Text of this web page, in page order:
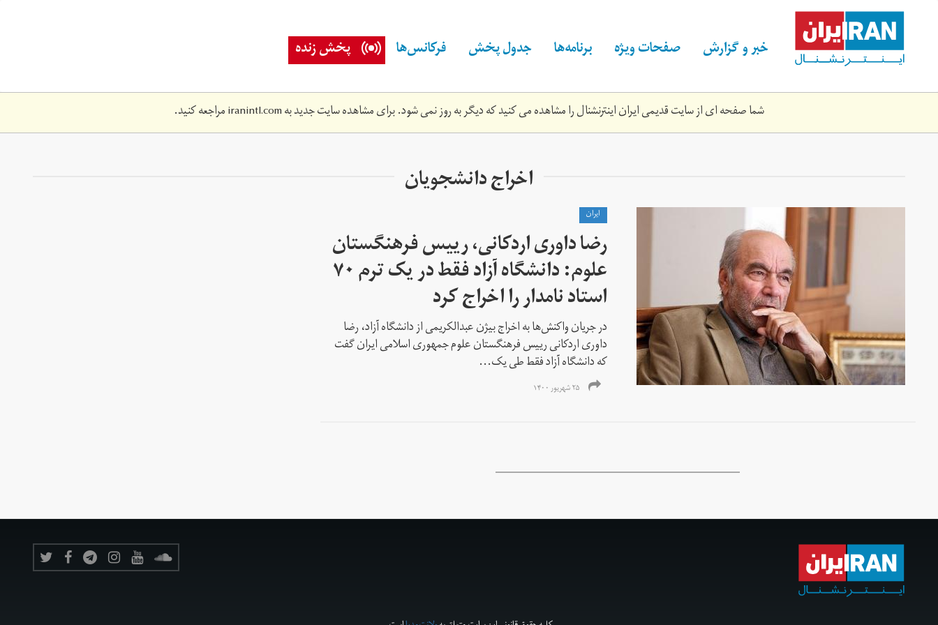
content خبر و گزارش صفحات ویژه برنامه‌ها جدول پخش فرکانس‌ها پخش زنده
شما صفحه ای از سایت قدیمی ایران اینترنشنال را مشاهده می کنید که دیگر به روز نمی شود. برای مشاهده سایت جدید بهiranintl.comمراجعه کنید.
اخراج دانشجویان
ايران
رضا داوری اردکانی، رییس فرهنگستان
علوم: دانشگاه آزاد فقط در یک ترم ۷۰
استاد نامدار را اخراج کرد
در جریان واکنش‌ها به اخراج بیژن عبدالکریمی از دانشگاه آزاد، رضا
داوری اردکانی رییس فرهنگستان علوم جمهوری اسلامی ایران گفت
که دانشگاه آزاد فقط طی یک...
۲۵ شهریور ۱۴۰۰